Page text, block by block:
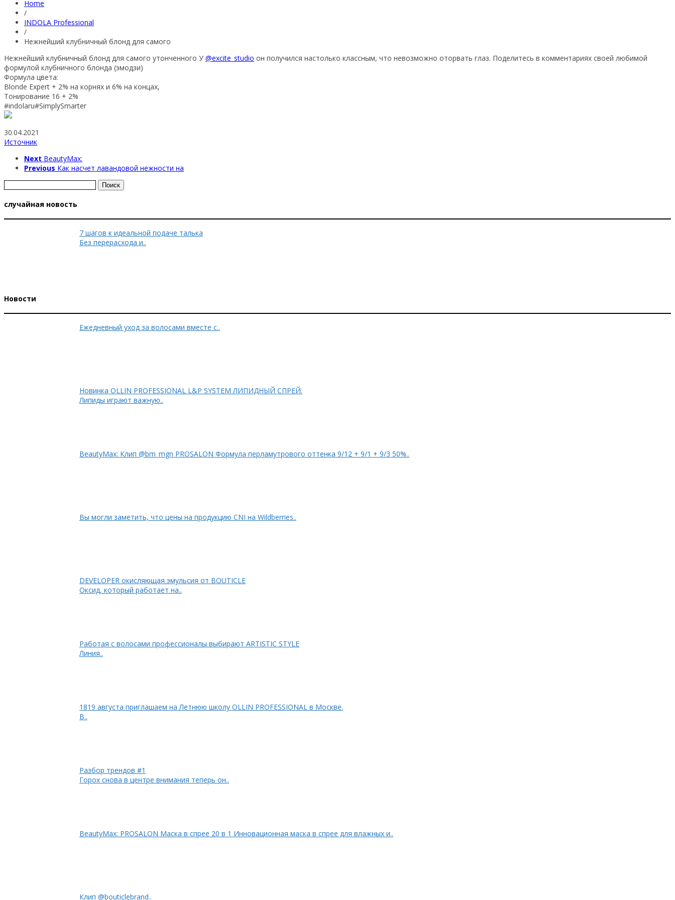
Home
/
INDOLA Professional
/
Нежнейший клубничный блонд для самого
Нежнейший клубничный блонд для самого утонченного У @excite_studio он получился настолько классным, что невозможно оторвать глаз. Поделитесь в комментариях своей любимой
формулой клубничного блонда (эмодзи)
Формула цвета:
Blonde Expert + 2% на корнях и 6% на концах,
Тонирование 16 + 2%
#indolaru#SimplySmarter
30.04.2021
Источник
Next BeautyMax:
Previous Как насчет лавандовой нежности на
Найти:
случайная новость
7 шагов к идеальной подаче талька
Без перерасхода и..
Новости
Ежедневный уход за волосами вместе с..
Новинка OLLIN PROFESSIONAL L&P SYSTEM ЛИПИДНЫЙ СПРЕЙ.
Липиды играют важную..
BeautyMax: Клип @bm_mgn PROSALON Формула перламутрового оттенка 9/12 + 9/1 + 9/3 50%..
Вы могли заметить, что цены на продукцию CNI на Wildberries..
DEVELOPER окисляющая эмульсия от BOUTICLE
Оксид, который работает на..
Работая с волосами профессионалы выбирают ARTISTIC STYLE
Линия..
1819 августа приглашаем на Летнюю школу OLLIN PROFESSIONAL в Москве.
В..
Разбор трендов #1
Горох снова в центре внимания теперь он..
BeautyMax: PROSALON Маска в спрее 20 в 1 Инновационная маска в спрее для влажных и..
Клип @bouticlebrand..